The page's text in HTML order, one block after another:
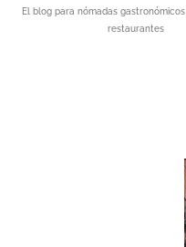
El blog para nómadas
restaurantes